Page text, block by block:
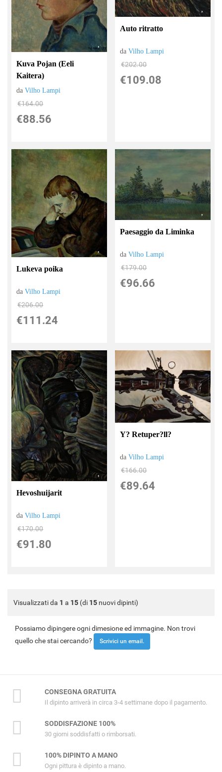
Kuva Pojan (Eeli
Kaitera)
daVilho Lampi
€164.00
€88.56
Auto ritratto
daVilho Lampi
€202.00
€109.08
Lukeva poika
daVilho Lampi
€206.00
€111.24
Paesaggio da Liminka
daVilho Lampi
€179.00
€96.66
Hevoshuijarit
daVilho Lampi
€170.00
€91.80
Y? Retuper?ll?
daVilho Lampi
€166.00
€89.64
Visualizzati da 1 a 15 (di 15 nuovi dipinti)
Possiamo dipingere ogni dimesione ed immagine. Non trovi
quello che stai cercando?
Scrivici un email.
CONSEGNA GRATUITA
Il dipinto arriverà in circa 3-4 settimane dopo il pagamento.
SODDISFAZIONE 100%
30 giorni soddisfatti o rimborsati.
100% DIPINTO A MANO
Ogni pittura è dipinto a mano.